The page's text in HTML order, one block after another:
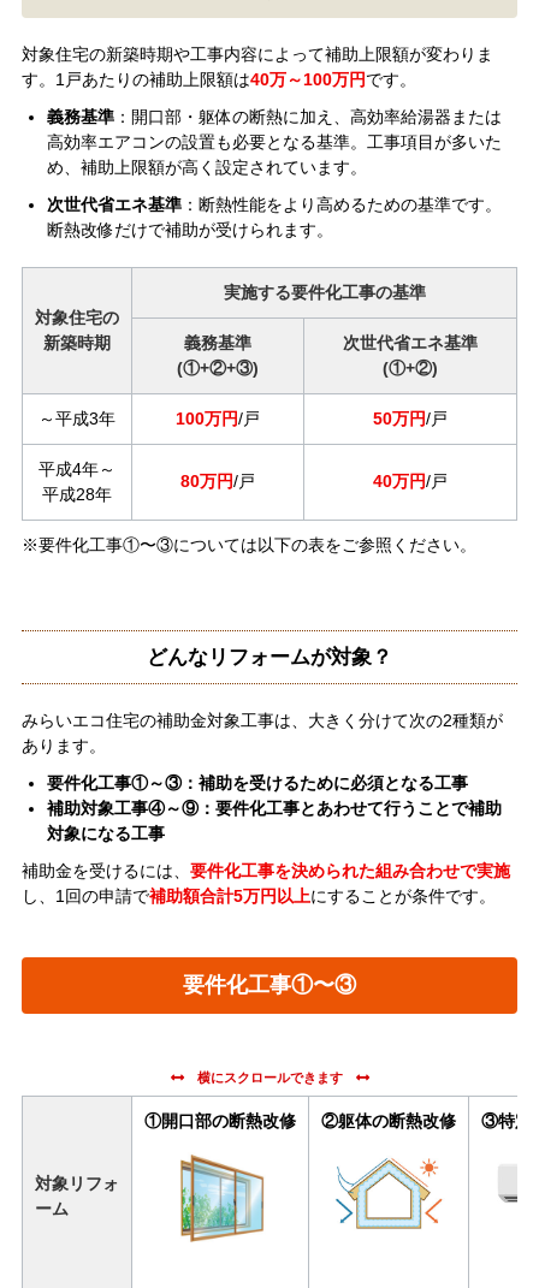
対象住宅の新築時期や工事内容によって補助上限額が変わりま
す。1戸あたりの補助上限額は40万～100万円です。
義務基準：開口部・躯体の断熱に加え、高効率給湯器または
高効率エアコンの設置も必要となる基準。工事項目が多いた
め、補助上限額が高く設定されています。
次世代省エネ基準：断熱性能をより高めるための基準です。
断熱改修だけで補助が受けられます。
対象住宅の
新築時期
実施する要件化工事の基準
義務基準
(①+②+③)
次世代省エネ基準
(①+②)
～平成3年 100万円/戸 50万円/戸
平成4年～
平成28年
80万円/戸 40万円/戸
※要件化工事①〜③については以下の表をご参照ください。
どんなリフォームが対象？
みらいエコ住宅の補助金対象工事は、大きく分けて次の2種類が
あります。
要件化工事①～③：補助を受けるために必須となる工事
補助対象工事④～⑨：要件化工事とあわせて行うことで補助
対象になる工事
補助金を受けるには、 要件化工事を決められた組み合わせで実施
し、1回の申請で補助額合計5万円以上にすることが条件です。
要件化工事①〜③
対象リフォ
ーム
①開口部の断熱改修 ②躯体の断熱改修 ③特定